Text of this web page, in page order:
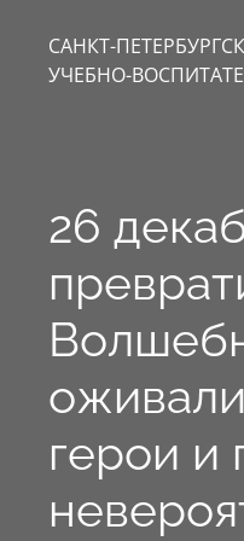
САНКТ-
УЧЕБНО-
26
герои и